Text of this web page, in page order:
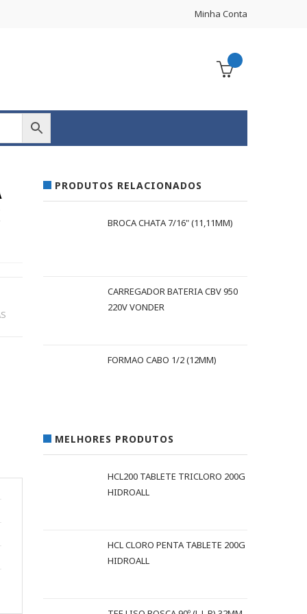
Minha Conta
PRODUTOS RELACIONADOS
BROCA CHATA 7/16" (11,11MM)
CARREGADOR BATERIA CBV 950
220V VONDER
FORMAO CABO 1/2 (12MM)
MELHORES PRODUTOS
HCL200 TABLETE TRICLORO 200G
HIDROALL
HCL CLORO PENTA TABLETE 200G
HIDROALL